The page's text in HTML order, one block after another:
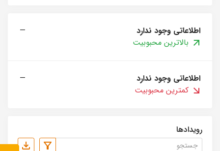
اطلاعاتی وجود ندارد
—
بالاترین محبوبیت
اطلاعاتی وجود ندارد
—
کمترین محبوبیت
رویدادها